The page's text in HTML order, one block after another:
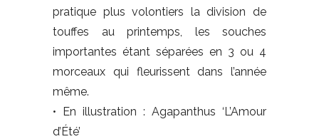
pratique plus volontiers la division de
touffes au printemps, les souches
importantes étant séparées en 3 ou 4
morceaux qui fleurissent dans l’année
même.
• En illustration : Agapanthus ‘L’Amour
d’Été’